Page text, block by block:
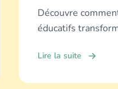
Découvre
éducatifs
Lire la suite